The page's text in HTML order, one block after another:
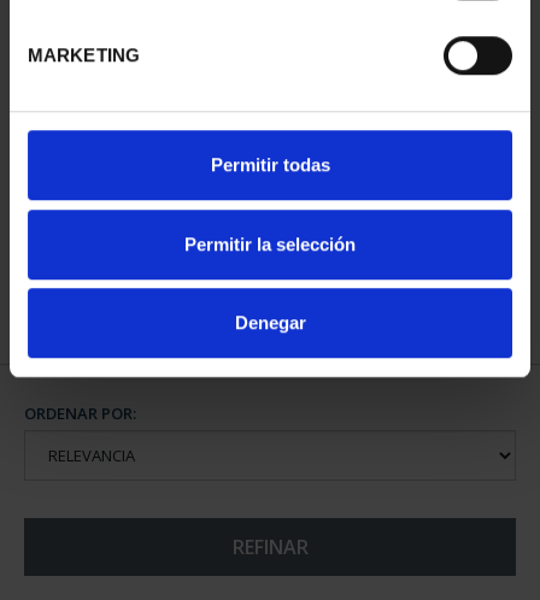
MARKETING
Permitir todas
Permitir la selección
Denegar
BURIL 'IGLESIA DE SAN
72,00 € 96,00 €
ORDENAR POR:
REFINAR